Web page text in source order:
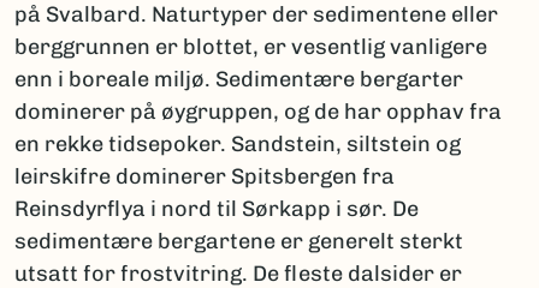
på Svalbard. Naturtyper der sedimentene eller
berggrunnen er blottet, er vesentlig vanligere
enn i boreale miljø. Sedimentære bergarter
dominerer på øygruppen, og de har opphav fra
en rekke tidsepoker. Sandstein, siltstein og
leirskifre dominerer Spitsbergen fra
Reinsdyrflya i nord til Sørkapp i sør. De
sedimentære bergartene er generelt sterkt
utsatt for frostvitring. De fleste dalsider er